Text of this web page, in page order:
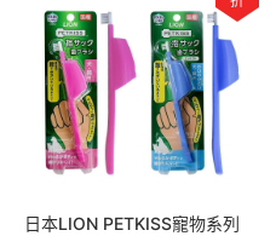
日本LION PETKISS寵物系列